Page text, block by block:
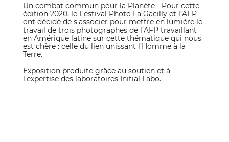
Un combat commun pour la Planète - Pour cette
édition 2020, le Festival Photo La Gacilly et l’AFP
ont décidé de s'associer pour mettre en lumière le
travail de trois photographes de l’AFP travaillant
en Amérique latine sur cette thématique qui nous
est chère : celle du lien unissant l’Homme à la
Terre.
Exposition produite grâce au soutien et à
l'expertise des laboratoires Initial Labo.